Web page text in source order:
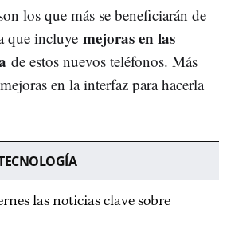
los que más se beneficiarán de
que incluye mejoras en las
de estos nuevos teléfonos. Más
en la interfaz para hacerla
las noticias clave sobre